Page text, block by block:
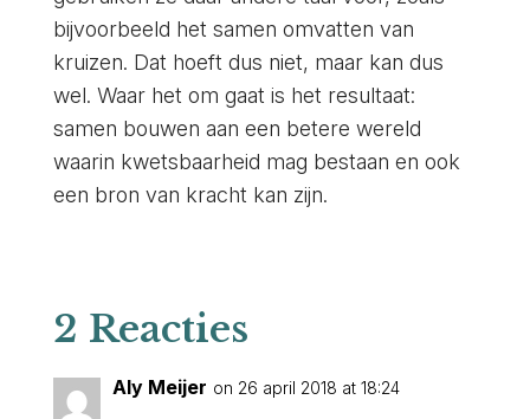
bijvoorbeeld het samen omvatten van
kruizen. Dat hoeft dus niet, maar kan dus
wel. Waar het om gaat is het resultaat:
samen bouwen aan een betere wereld
waarin kwetsbaarheid mag bestaan en ook
een bron van kracht kan zijn.
2 Reacties
Aly Meijer on 26 april 2018 at 18:24